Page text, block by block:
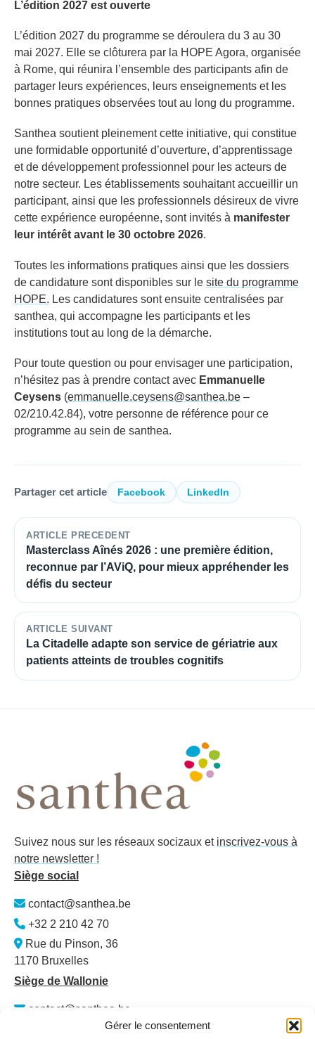
Gérer le consentement
L’édition 2027 est ouverte
L’édition 2027 du programme se déroulera du 3 au 30
mai 2027. Elle se clôturera par la HOPE Agora, organisée
à Rome, qui réunira l’ensemble des participants afin de
partager leurs expériences, leurs enseignements et les
bonnes pratiques observées tout au long du programme.
Santhea soutient pleinement cette initiative, qui constitue
une formidable opportunité d’ouverture, d’apprentissage
et de développement professionnel pour les acteurs de
notre secteur. Les établissements souhaitant accueillir un
participant, ainsi que les professionnels désireux de vivre
cette expérience européenne, sont invités à manifester
leur intérêt avant le 30 octobre 2026.
Toutes les informations pratiques ainsi que les dossiers
de candidature sont disponibles sur le site du programme
HOPE. Les candidatures sont ensuite centralisées par
santhea, qui accompagne les participants et les
institutions tout au long de la démarche.
Pour toute question ou pour envisager une participation,
n’hésitez pas à prendre contact avec Emmanuelle
Ceysens (emmanuelle.ceysens@santhea.be –
02/210.42.84), votre personne de référence pour ce
programme au sein de santhea.
Partager cet article Facebook LinkedIn
ARTICLE PRECEDENT
Masterclass Aînés 2026 : une première édition,
reconnue par l’AViQ, pour mieux appréhender les
défis du secteur
ARTICLE SUIVANT
La Citadelle adapte son service de gériatrie aux
patients atteints de troubles cognitifs
Suivez nous sur les réseaux socizaux et inscrivez-vous à
notre newsletter !
Siège social
contact@santhea.be
+32 2 210 42 70
Rue du Pinson, 36
1170 Bruxelles
Siège de Wallonie
contact@santhea.be
Namur Office Park